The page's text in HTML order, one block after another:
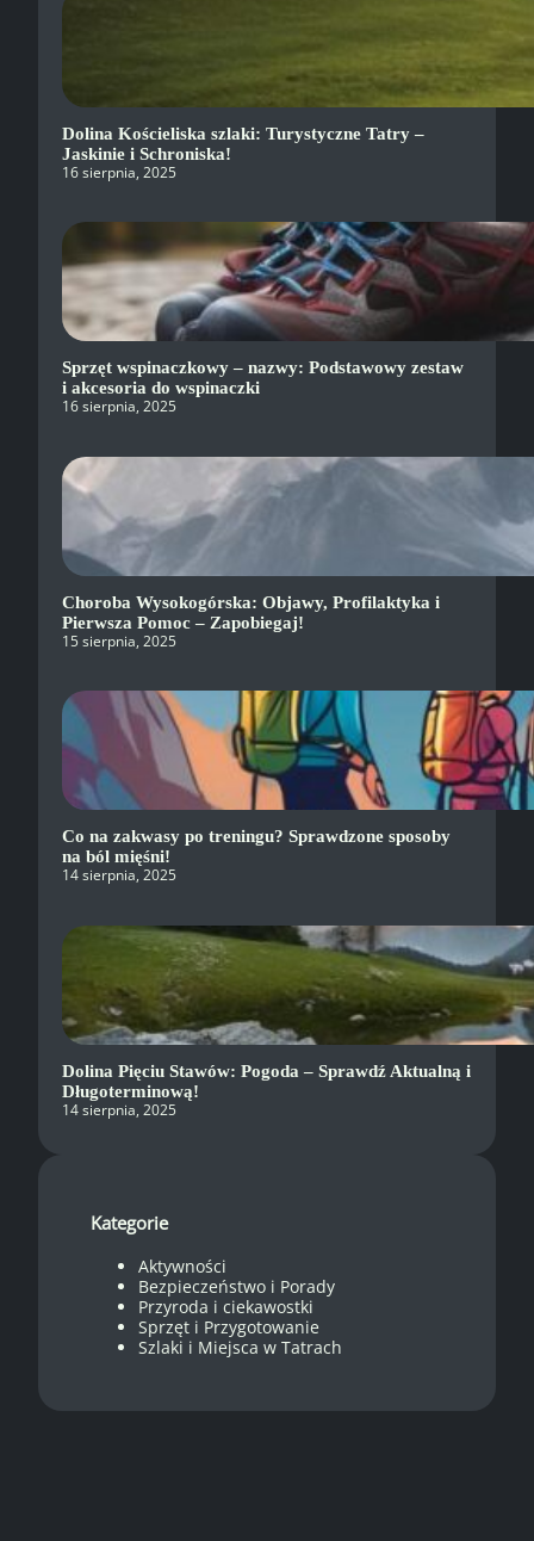
Dolina Kościeliska szlaki: Turystyczne Tatry –
Jaskinie i Schroniska!
16 sierpnia, 2025
Sprzęt wspinaczkowy – nazwy: Podstawowy zestaw
i akcesoria do wspinaczki
16 sierpnia, 2025
Choroba Wysokogórska: Objawy, Profilaktyka i
Pierwsza Pomoc – Zapobiegaj!
15 sierpnia, 2025
Co na zakwasy po treningu? Sprawdzone sposoby
na ból mięśni!
14 sierpnia, 2025
Dolina Pięciu Stawów: Pogoda – Sprawdź Aktualną i
Długoterminową!
14 sierpnia, 2025
Kategorie
Aktywności
Bezpieczeństwo i Porady
Przyroda i ciekawostki
Sprzęt i Przygotowanie
Szlaki i Miejsca w Tatrach